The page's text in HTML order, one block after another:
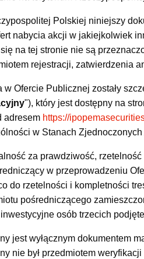
Polskiej niniejszy
nabycia akcji w jakiejkolwiek
się na tej stronie nie są
rejestracji, zatwierdzenia
w Ofercie Publicznej zostały
"), który jest dostępny na
adresem https://
w Stanach Zjednoczonych
za prawdziwość,
w przeprowadzeniu
do rzetelności i kompletności
pośredniczącego
osób trzecich
jest wyłącznym dokumentem
nie był przedmiotem